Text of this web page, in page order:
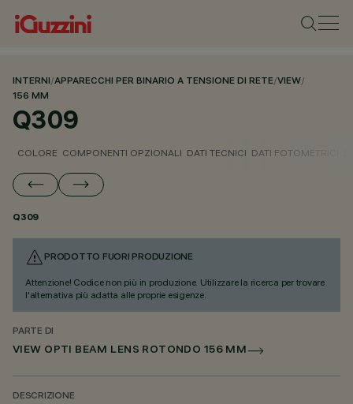
INTERNI/APPARECCHI PER BINARIO A TENSIONE DI RETE/VIEW/
156 MM
Q309
COLORE COMPONENTI OPZIONALI DATI TECNICI DATI FOTOMETRICI
Q309
PRODOTTO FUORI PRODUZIONE
Attenzione! Codice non più in produzione. Utilizzare la ricerca per trovare
l'alternativa più adatta alle proprie esigenze.
PARTE DI
VIEW OPTI BEAM LENS ROTONDO 156 MM
DESCRIZIONE